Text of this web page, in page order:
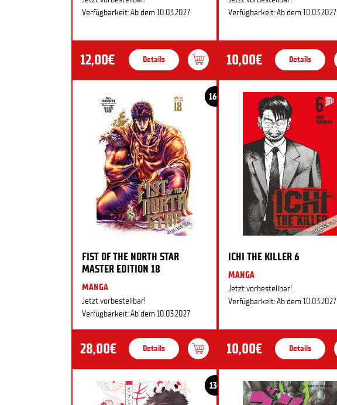
Verfügbarkeit: Ab dem 10.03.2027
12,00€ Details
Verfügbarkeit: Ab dem 10.03.2027
10,00€ Details
16+
FIST OF THE NORTH STAR
MASTER EDITION 18
MANGA
Jetzt vorbestellbar!
Verfügbarkeit: Ab dem 10.03.2027
28,00€ Details
ICHI THE KILLER 6
MANGA
Jetzt vorbestellbar!
Verfügbarkeit: Ab dem 10.03.2027
10,00€ Details
13+